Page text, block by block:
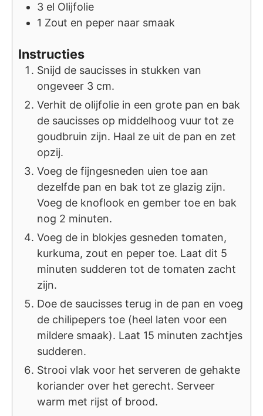
3 el Olijfolie
1 Zout en peper naar smaak
Instructies
Snijd de saucisses in stukken van
ongeveer 3 cm.
Verhit de olijfolie in een grote pan en bak
de saucisses op middelhoog vuur tot ze
goudbruin zijn. Haal ze uit de pan en zet
opzij.
Voeg de fijngesneden uien toe aan
dezelfde pan en bak tot ze glazig zijn.
Voeg de knoflook en gember toe en bak
nog 2 minuten.
Voeg de in blokjes gesneden tomaten,
kurkuma, zout en peper toe. Laat dit 5
minuten sudderen tot de tomaten zacht
zijn.
Doe de saucisses terug in de pan en voeg
de chilipepers toe (heel laten voor een
mildere smaak). Laat 15 minuten zachtjes
sudderen.
Strooi vlak voor het serveren de gehakte
koriander over het gerecht. Serveer
warm met rijst of brood.